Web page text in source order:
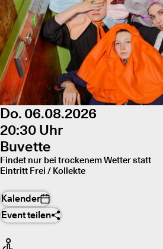
Do. 06.08.2026
20:30 Uhr
Buvette
Findet nur bei trockenem Wetter statt
Eintritt Frei / Kollekte
Kalender
Event teilen